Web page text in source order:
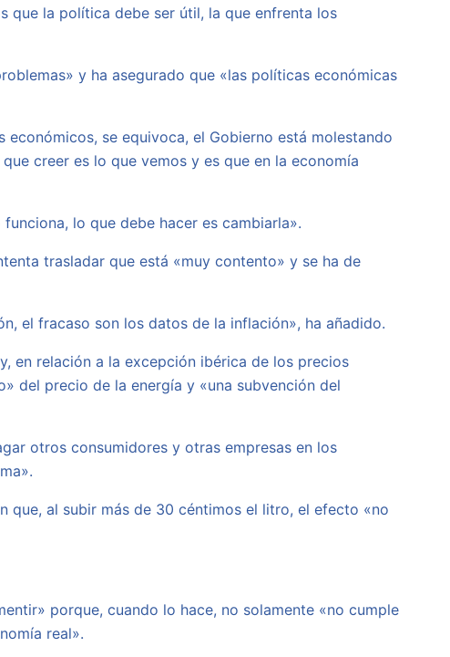
que la política debe ser útil, la que enfrenta los
y ha asegurado que «las políticas económicas
se equivoca, el Gobierno está molestando
creer es lo que vemos y es que en la economía
lo que debe hacer es cambiarla».
trasladar que está «muy contento» y se ha de
el fracaso son los datos de la inflación», ha añadido.
en relación a la excepción ibérica de los precios
del precio de la energía y «una subvención del
otros consumidores y otras empresas en los
que, al subir más de 30 céntimos el litro, el efecto «no
porque, cuando lo hace, no solamente «no cumple
real».